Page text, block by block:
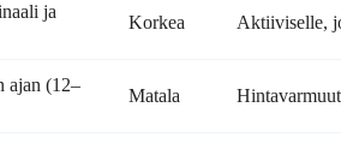
ja
Korkea Aktiiviselle,
ajan (12–
Matala